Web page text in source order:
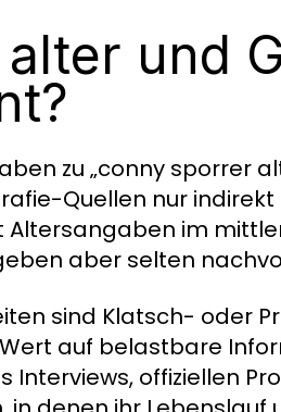
und
zu „conny sporrer
Quellen nur
Altersangaben im
aber selten
sind Klatsch- oder
auf belastbare
Interviews, offiziellen